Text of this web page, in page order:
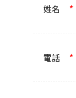
姓名 *
電話 *